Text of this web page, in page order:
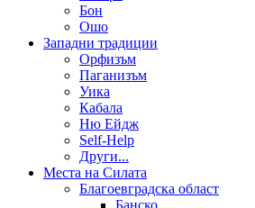
Бон
Ошо
Западни традиции
Орфизъм
Паганизъм
Уика
Кабала
Ню Ейдж
Self-Help
Други...
Места на Силата
Благоевградска област
Банско